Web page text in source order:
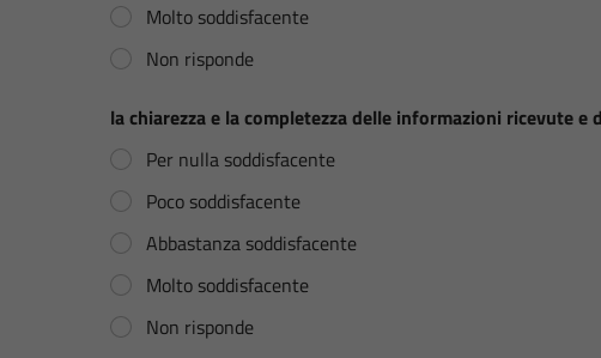
n
i
f
o
r
m
a
i
o
n
Molto soddisfacente
Non risponde
la chiarezza e la completezza delle informazioni ricevute
Per nulla soddisfacente
Poco soddisfacente
Abbastanza soddisfacente
Molto soddisfacente
Non risponde